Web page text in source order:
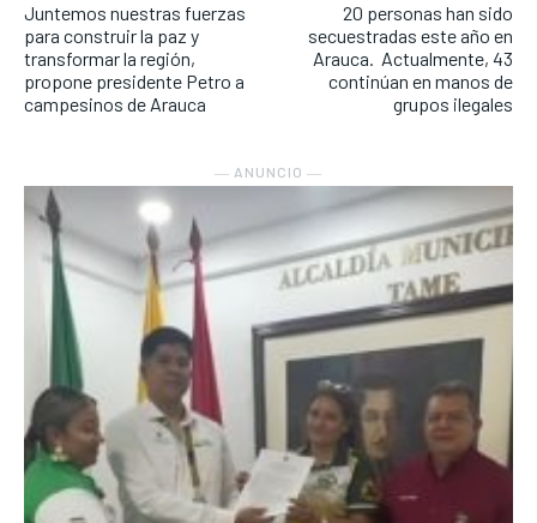
Juntemos nuestras fuerzas
para construir la paz y
transformar la región,
propone presidente Petro a
campesinos de Arauca
20 personas han sido
secuestradas este año en
Arauca. Actualmente, 43
continúan en manos de
grupos ilegales
― ANUNCIO ―